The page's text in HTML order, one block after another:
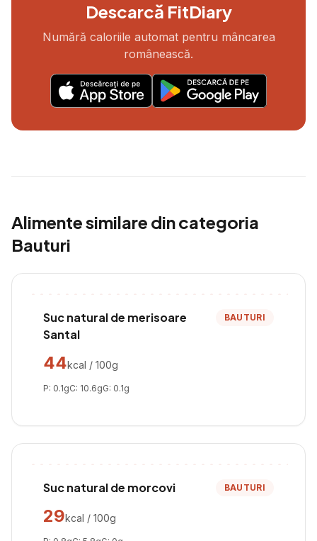
Descarcă FitDiary
Numără caloriile automat pentru mâncarea
românească.
Alimente similare din categoria
Bauturi
Suc natural de merisoare
Santal
BAUTURI
44kcal / 100g
P: 0.1gC: 10.6gG: 0.1g
Suc natural de morcovi BAUTURI
29kcal / 100g